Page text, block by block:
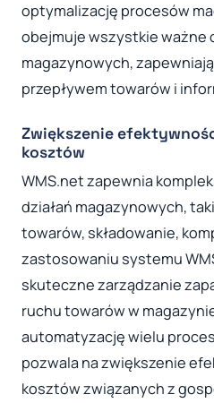
optymalizację procesów
obejmuje wszystkie ważne
magazynowych,
przepływem towarów i
Zwiększenie
kosztów
WMS.net zapewnia
działań magazynowych,
towarów, składowanie,
zastosowaniu systemu
skuteczne zarządzanie
ruchu towarów w
automatyzację wielu
pozwala na zwiększenie
kosztów związanych z